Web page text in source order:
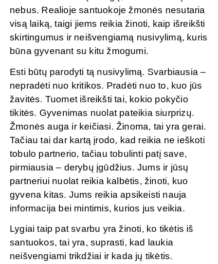
nebus. Realioje santuokoje žmonės nesutaria
visą laiką, taigi jiems reikia žinoti, kaip išreikšti
skirtingumus ir neišvengiamą nusivylimą, kuris
būna gyvenant su kitu žmogumi.
Esti būtų parodyti tą nusivylimą. Svarbiausia –
nepradėti nuo kritikos. Pradėti nuo to, kuo jūs
žavitės. Tuomet išreikšti tai, kokio pokyčio
tikitės. Gyvenimas nuolat pateikia siurprizų.
Žmonės auga ir keičiasi. Žinoma, tai yra gerai.
Tačiau tai dar kartą įrodo, kad reikia ne ieškoti
tobulo partnerio, tačiau tobulinti patį save,
pirmiausia – derybų įgūdžius. Jums ir jūsų
partneriui nuolat reikia kalbėtis, žinoti, kuo
gyvena kitas. Jums reikia apsikeisti nauja
informacija bei mintimis, kurios jus veikia.
Lygiai taip pat svarbu yra žinoti, ko tikėtis iš
santuokos, tai yra, suprasti, kad laukia
neišvengiami trikdžiai ir kada jų tikėtis.